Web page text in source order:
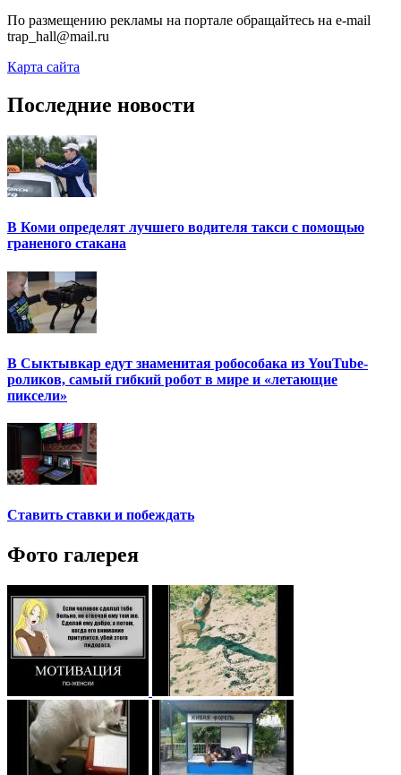
По размещению рекламы на портале обращайтесь на e-mail
trap_hall@mail.ru
Карта сайта
Последние новости
В Коми определят лучшего водителя такси с помощью
граненого стакана
В Сыктывкар едут знаменитая робособака из YouTube-
роликов, самый гибкий робот в мире и «летающие
пиксели»
Ставить ставки и побеждать
Фото галерея